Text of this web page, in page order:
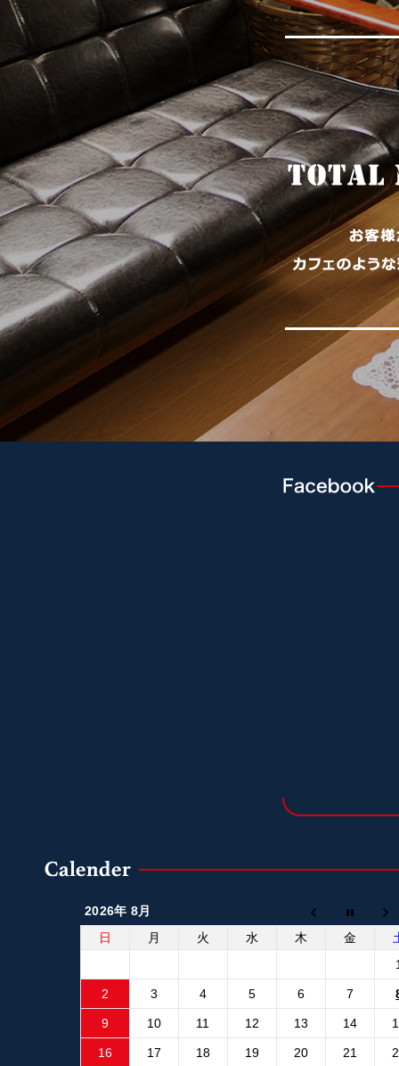
2026年 8月
日
月 火 水 木 金
2 3 4 5 6 7
9 10 11 12 13 14
16 17 18 19 20 21